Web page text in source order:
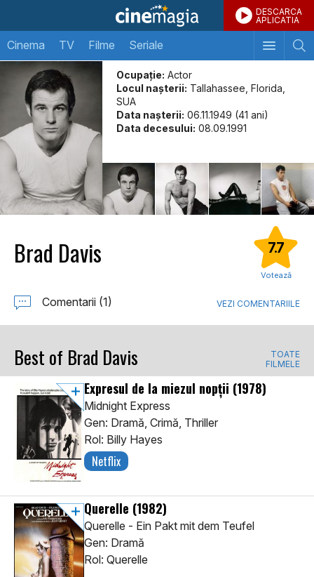
DESCARCA
APLICATIA
Cinema TV Filme Seriale
Ocupație: Actor
Locul naşterii: Tallahassee, Florida,
SUA
Data naşterii: 06.11.1949 (41 ani)
Data decesului: 08.09.1991
Brad Davis 7.7
Votează
Comentarii (1) VEZI COMENTARIILE
Best of Brad Davis
TOATE
FILMELE
Expresul de la miezul nopții (1978)
Midnight Express
Gen: Dramă, Crimă, Thriller
Rol: Billy Hayes
Netflix
Querelle (1982)
Querelle - Ein Pakt mit dem Teufel
Gen: Dramă
Rol: Querelle